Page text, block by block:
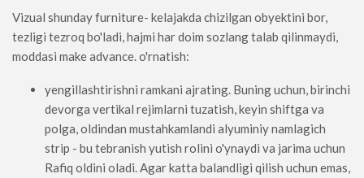
Vizual shunday furniture- kelajakda chizilgan obyektini bor,
tezligi tezroq bo'ladi, hajmi har doim sozlang talab qilinmaydi,
moddasi make advance. o'rnatish:
yengillashtirishni ramkani ajrating. Buning uchun, birinchi
devorga vertikal rejimlarni tuzatish, keyin shiftga va
polga, oldindan mustahkamlandi alyuminiy namlagich
strip - bu tebranish yutish rolini o'ynaydi va jarima uchun
Rafiq oldini oladi. Agar katta balandligi qilish uchun emas,